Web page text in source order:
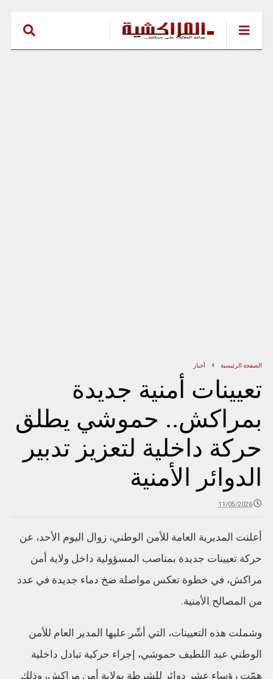
الصفحة الرئيسية أخبار
تعيينات أمنية جديدة
بمراكش.. حموشي يطلق
حركة داخلية لتعزيز تدبير
الدوائر الأمنية
11/05/2026
أعلنت المديرية العامة للأمن الوطني، زوال اليوم الأحد، عن
حركة تعيينات جديدة بمناصب المسؤولية داخل ولاية أمن
مراكش، في خطوة تعكس مواصلة ضخ دماء جديدة في عدد
من المصالح الأمنية.
وشملت هذه التعيينات، التي أشّر عليها المدير العام للأمن
الوطني عبد اللطيف حموشي، إجراء حركية تبادل داخلية
همّت رؤساء عشر دوائر للشرطة بولاية أمن مراكش، وذلك